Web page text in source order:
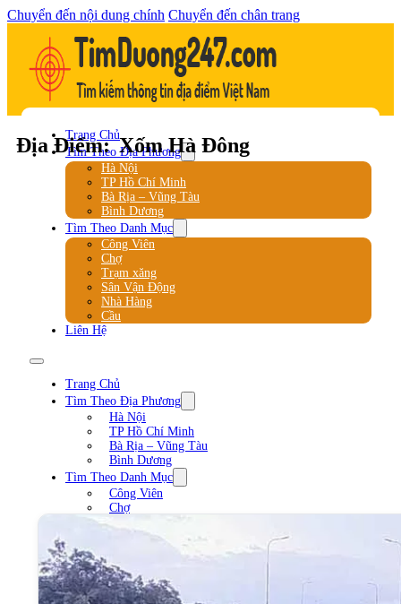
Chuyển đến nội dung chính Chuyển đến chân trang
Trang Chủ
Tìm Theo Địa Phương
Hà Nội
TP Hồ Chí Minh
Bà Rịa – Vũng Tàu
Bình Dương
Tìm Theo Danh Mục
Công Viên
Chợ
Trạm xăng
Sân Vận Động
Nhà Hàng
Cầu
Liên Hệ
Trang Chủ
Tìm Theo Địa Phương
Hà Nội
TP Hồ Chí Minh
Bà Rịa – Vũng Tàu
Bình Dương
Tìm Theo Danh Mục
Công Viên
Chợ
Sân Vận Động
Cầu
Liên Hệ
Địa Điểm: Xốm Hà Đông